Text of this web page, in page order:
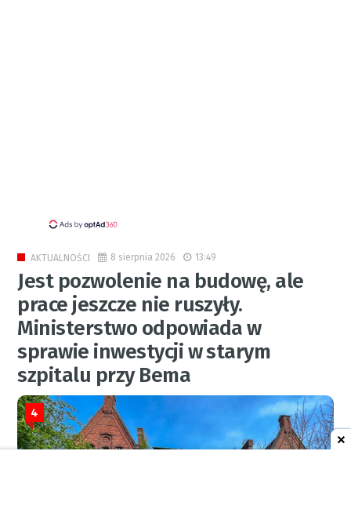
AKTUALNOŚCI 8 sierpnia 2026 13:49
Jest pozwolenie na budowę, ale
prace jeszcze nie ruszyły.
Ministerstwo odpowiada w
sprawie inwestycji w starym
szpitalu przy Bema
4